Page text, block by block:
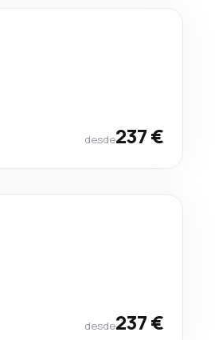
desde237 €
desde237 €